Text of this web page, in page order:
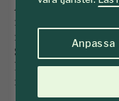
Anpassa
Alta Vista, Lycos
många av oss
många
Så mycket fanns
knappt någon